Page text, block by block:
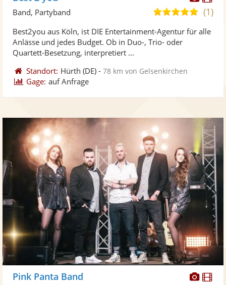
Fotos
4,8
5
(1)
Band, Partyband
Best2you aus Köln, ist DIE Entertainment-Agentur für alle
Anlässe und jedes Budget. Ob in Duo-, Trio- oder
Quartett-Besetzung, interpretiert ...
Standort: Hürth (DE) -78 km von Gelsenkirchen
Gage: auf Anfrage
Pink Panta Band